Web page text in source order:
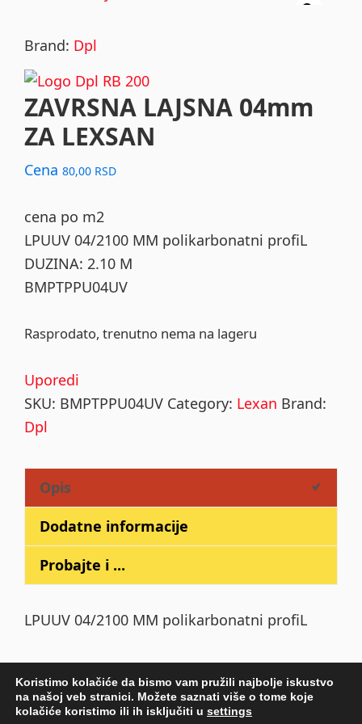
Brand: Dpl
ZAVRSNA LAJSNA 04mm
ZA LEXSAN
Cena 80,00 RSD
cena po m2
LPUUV 04/2100 MM polikarbonatni profiL
DUZINA: 2.10 M
BMPTPPU04UV
Rasprodato, trenutno nema na lageru
Uporedi
SKU: BMPTPPU04UV Category: Lexan Brand:
Dpl
Opis
Dodatne informacije
Probajte i ...
LPUUV 04/2100 MM polikarbonatni profiL
Primary
Koristimo kolačiće da bismo vam pružili najbolje iskustvo
na našoj veb stranici. Možete saznati više o tome koje
kolačiće koristimo ili ih isključiti u settings